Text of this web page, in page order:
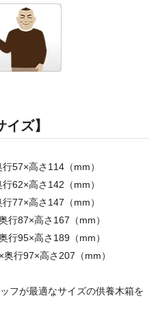
ズ】
57×高さ114（mm）
62×高さ142（mm）
77×高さ147（mm）
行87×高さ167（mm）
行95×高さ189（mm）
行97×高さ207（mm）
フが最適なサイズの供養木箱を